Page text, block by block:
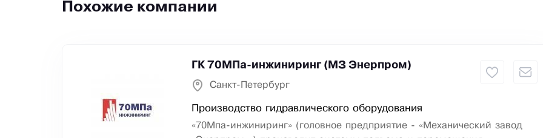
Похожие компании
ГК 70МПа-инжиниринг (МЗ Энерпром)
Санкт-Петербург
Производство гидравлического оборудования
«70Мпа-инжиниринг» (головное предприятие - «Механический завод